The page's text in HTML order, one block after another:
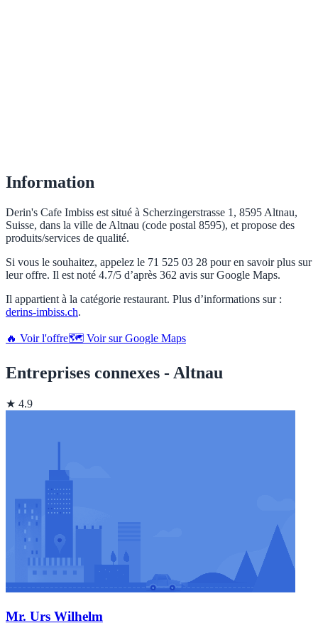
Information
Derin's Cafe Imbiss est situé à Scherzingerstrasse 1, 8595 Altnau,
Suisse, dans la ville de Altnau (code postal 8595), et propose des
produits/services de qualité.
Si vous le souhaitez, appelez le 71 525 03 28 pour en savoir plus sur
leur offre. Il est noté 4.7/5 d’après 362 avis sur Google Maps.
Il appartient à la catégorie restaurant. Plus d’informations sur :
derins-imbiss.ch.
🔥 Voir l'offre🗺️ Voir sur Google Maps
Entreprises connexes - Altnau
★ 4.9
Mr. Urs Wilhelm